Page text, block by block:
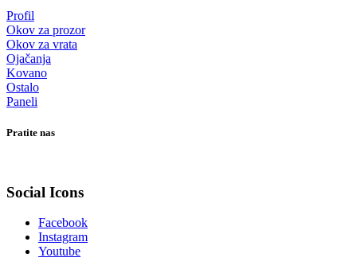
Profil
Okov za prozor
Okov za vrata
Ojačanja
Kovano
Ostalo
Paneli
Pratite nas
Social Icons
Facebook
Instagram
Youtube